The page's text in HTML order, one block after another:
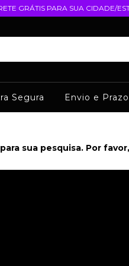
GRÁTIS PARA SUA CIDADE/
Segura Envio e
sua pesquisa. Por